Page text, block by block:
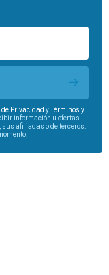
de Privacidad yTérminos y
información u ofertas
afiliadas o de terceros.